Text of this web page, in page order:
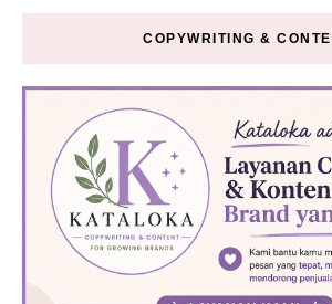
COPYWRITING &